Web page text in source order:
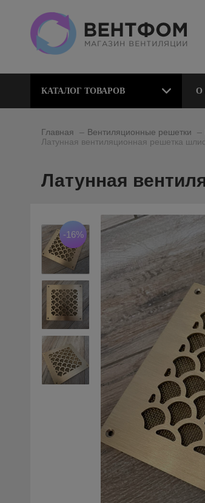
КАТАЛОГ ТОВАРОВ О
Главная Вентиляционные решетки
Латунная вентиляционная решетка
Латунная
-16%